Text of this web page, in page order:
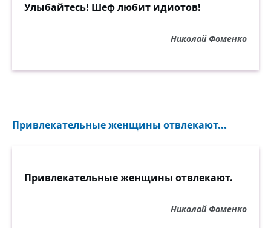
Улыбайтесь! Шеф любит идиотов!
Николай Фоменко
Привлекательные женщины отвлекают...
Привлекательные женщины отвлекают.
Николай Фоменко